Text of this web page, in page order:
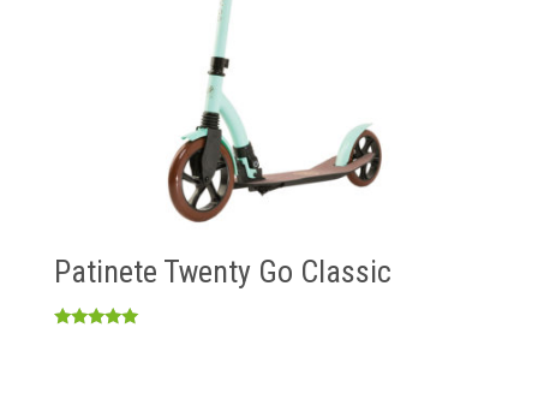
Patinete Twenty Go Classic